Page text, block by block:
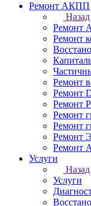
Ремонт АКПП
Назад
Ремонт
Ремонт
Ремонт
Ремонт
Ремонт
Ремонт
Ремонт
Ремонт
Ремонт
Услуги
Назад
Услуги